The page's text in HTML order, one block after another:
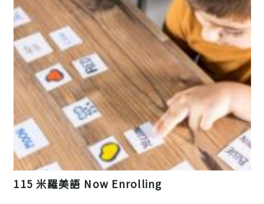
115 米羅美語 Now Enrolling